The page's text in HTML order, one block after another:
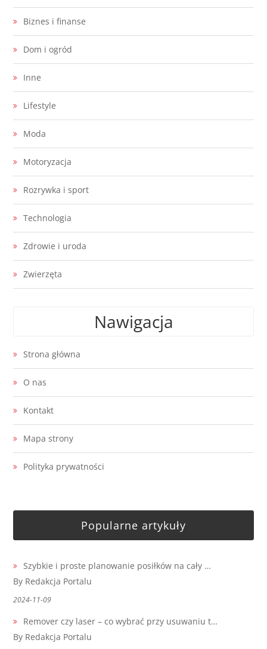
Biznes i finanse
Dom i ogród
Inne
Lifestyle
Moda
Motoryzacja
Rozrywka i sport
Technologia
Zdrowie i uroda
Zwierzęta
Nawigacja
Strona główna
O nas
Kontakt
Mapa strony
Polityka prywatności
Popularne artykuły
Szybkie i proste planowanie posiłków na cały …
By Redakcja Portalu
2024-11-09
Remover czy laser – co wybrać przy usuwaniu t…
By Redakcja Portalu